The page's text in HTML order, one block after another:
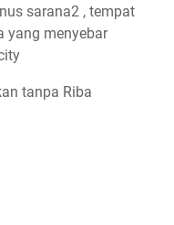
sarana2 , tempat
yang menyebar
tanpa Riba